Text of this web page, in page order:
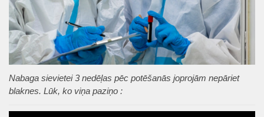
Nabaga sievietei 3 nedēļas pēc potēšanās joprojām nepāriet
blaknes. Lūk, ko viņa paziņo :